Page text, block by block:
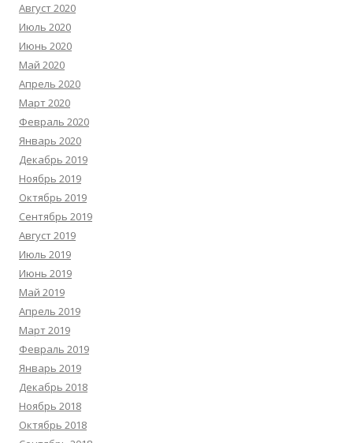
Август 2020
Июль 2020
Июнь 2020
Май 2020
Апрель 2020
Март 2020
Февраль 2020
Январь 2020
Декабрь 2019
Ноябрь 2019
Октябрь 2019
Сентябрь 2019
Август 2019
Июль 2019
Июнь 2019
Май 2019
Апрель 2019
Март 2019
Февраль 2019
Январь 2019
Декабрь 2018
Ноябрь 2018
Октябрь 2018